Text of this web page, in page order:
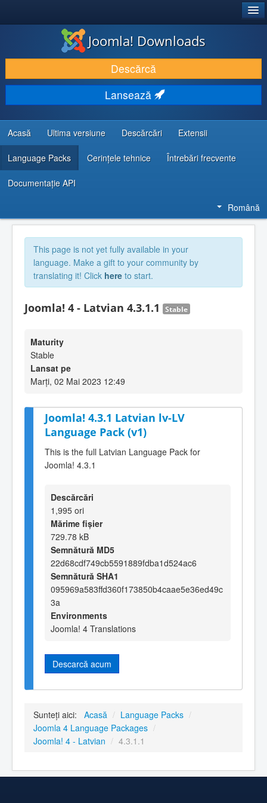
DESCARCĂ & ȘI EXTINDE
DESCOPERĂ & ÎNVAȚĂ
COMUNITATE & SUPORT
RESURSE DEZVOLTATORI
Joomla! Downloads
Descărcă
Lansează
Acasă Ultima versiune Descărcări Extensii
Language Packs Cerințele tehnice Întrebări frecvente
Documentaţie API
Română
This page is not yet fully available in your
language. Make a gift to your community by
translating it! Click here to start.
Joomla! 4 - Latvian 4.3.1.1 Stable
Maturity
Stable
Lansat pe
Marți, 02 Mai 2023 12:49
Joomla! 4.3.1 Latvian lv-LV
Language Pack (v1)
This is the full Latvian Language Pack for
Joomla! 4.3.1
Descărcări
1,995 ori
Mărime fișier
729.78 kB
Semnătură MD5
22d68cdf749cb5591889fdba1d524ac6
Semnătură SHA1
095969a583ffd360f173850b4caae5e36ed49c
3a
Environments
Joomla! 4 Translations
Descarcă acum
Sunteți aici: Acasă / Language Packs /
Joomla 4 Language Packages /
Joomla! 4 - Latvian / 4.3.1.1